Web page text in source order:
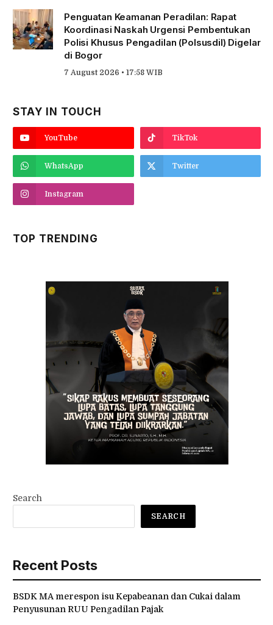
Penguatan Keamanan Peradilan: Rapat
Koordinasi Naskah Urgensi Pembentukan
Polisi Khusus Pengadilan (Polsusdil) Digelar
di Bogor
7 August 2026 • 17:58 WIB
STAY IN TOUCH
YouTube TikTok
WhatsApp Twitter
Instagram
TOP TRENDING
Search
SEARCH
Recent Posts
BSDK MA merespon isu Kepabeanan dan Cukai dalam
Penyusunan RUU Pengadilan Pajak